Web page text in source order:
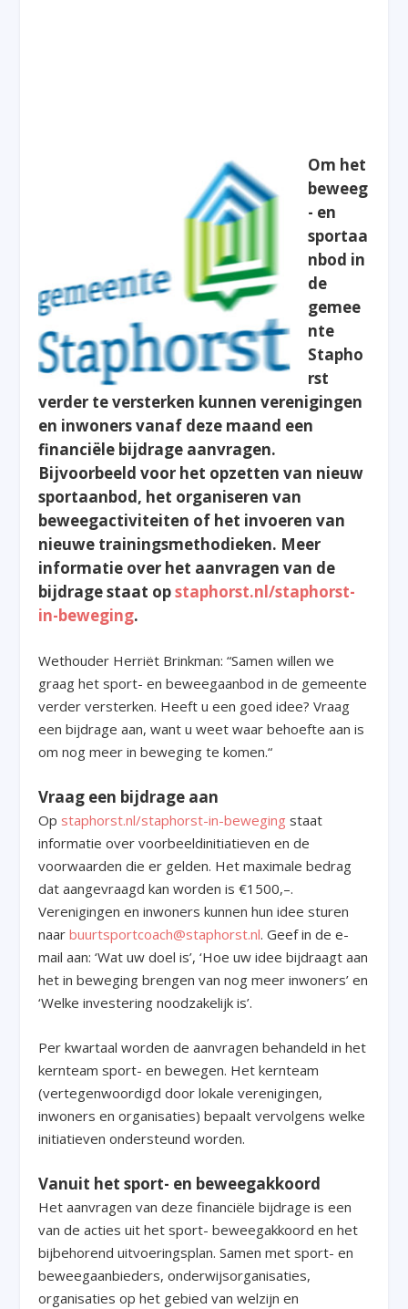
Om het
beweeg
- en
sportaa
nbod in
de
gemee
nte
Stapho
rst
verder te versterken kunnen verenigingen
en inwoners vanaf deze maand een
financiële bijdrage aanvragen.
Bijvoorbeeld voor het opzetten van nieuw
sportaanbod, het organiseren van
beweegactiviteiten of het invoeren van
nieuwe trainingsmethodieken. Meer
informatie over het aanvragen van de
bijdrage staat opstaphorst.nl/staphorst-
in-beweging.
Wethouder Herriët Brinkman: “Samen willen we
graag het sport- en beweegaanbod in de gemeente
verder versterken. Heeft u een goed idee? Vraag
een bijdrage aan, want u weet waar behoefte aan is
om nog meer in beweging te komen.“
Vraag een bijdrage aan
Op staphorst.nl/staphorst-in-beweging staat
informatie over voorbeeldinitiatieven en de
voorwaarden die er gelden. Het maximale bedrag
dat aangevraagd kan worden is €1500,–.
Verenigingen en inwoners kunnen hun idee sturen
naarbuurtsportcoach@staphorst.nl. Geef in de e-
mail aan: ‘Wat uw doel is’, ‘Hoe uw idee bijdraagt aan
het in beweging brengen van nog meer inwoners’ en
‘Welke investering noodzakelijk is’.
Per kwartaal worden de aanvragen behandeld in het
kernteam sport- en bewegen. Het kernteam
(vertegenwoordigd door lokale verenigingen,
inwoners en organisaties) bepaalt vervolgens welke
initiatieven ondersteund worden.
Vanuit het sport- en beweegakkoord
Het aanvragen van deze financiële bijdrage is een
van de acties uit het sport- beweegakkoord en het
bijbehorend uitvoeringsplan. Samen met sport- en
beweegaanbieders, onderwijsorganisaties,
organisaties op het gebied van welzijn en